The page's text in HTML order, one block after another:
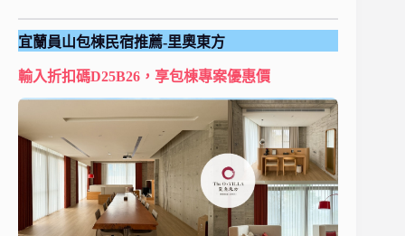
宜蘭員山包棟民宿推薦-里奧東方
輸入折扣碼D25B26，享包棟專案優惠價